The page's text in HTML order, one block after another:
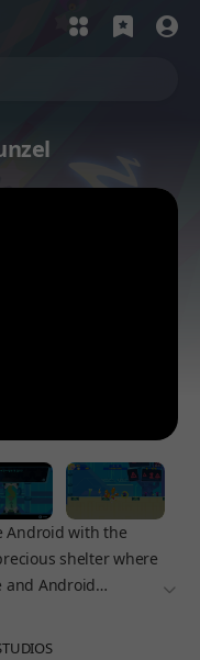
Android with the
shelter where
and Android
더보